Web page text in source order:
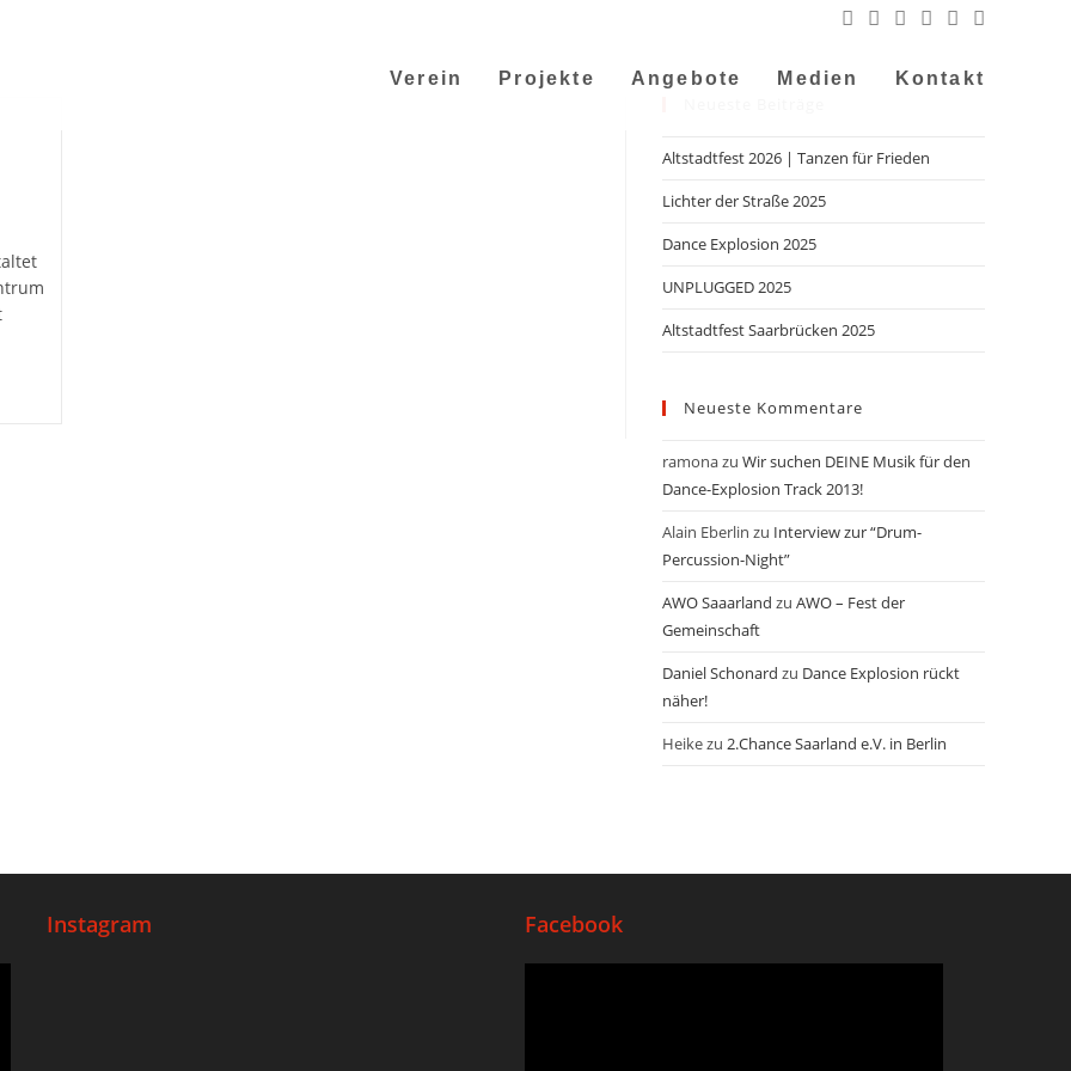
Verein Projekte Angebote Medien Kontakt
Altstadtfest 2026 | Tanzen für Frieden
Lichter der Straße 2025
Dance Explosion 2025
UNPLUGGED 2025
Altstadtfest Saarbrücken 2025
Neueste Kommentare
ramonazu Wir suchen DEINE Musik für den
Dance-Explosion Track 2013!
Alain Eberlin zu Interview zur “Drum-
Percussion-Night”
AWO Saaarland zu AWO – Fest der
Gemeinschaft
Daniel Schonard zu Dance Explosion rückt
näher!
Heikezu 2.Chance Saarland e.V. in Berlin
Instagram Facebook